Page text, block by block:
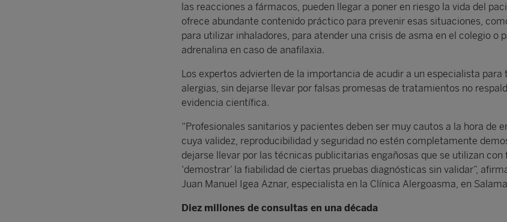
las reacciones a fármacos, pueden llegar a poner en riesgo la vida del
ofrece abundante contenido práctico para prevenir esas situaciones,
para utilizar inhaladores, para atender una crisis de asma en el colegio o
adrenalina en caso de anafilaxia.
Los expertos advierten de la importancia de acudir a un especialista para
alergias, sin dejarse llevar por falsas promesas de tratamientos no
evidencia científica.
“Profesionales sanitarios y pacientes deben ser muy cautos a la hora de
cuya validez, reproducibilidad y seguridad no estén completamente
dejarse llevar por las técnicas publicitarias engañosas que se utilizan con
‘demostrar’ la fiabilidad de ciertas pruebas diagnósticas sin validar”,
Juan Manuel Igea Aznar, especialista en la Clínica Alergoasma, en
Diez millones de consultas en una década